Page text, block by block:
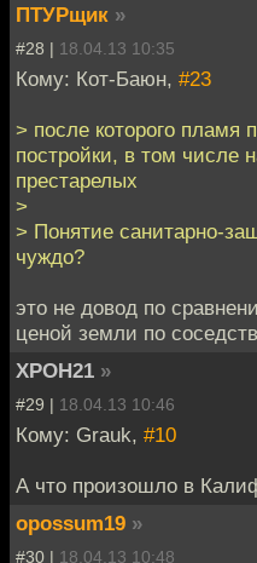
ПТУРщик »
#28 | 18.04.13 10:35
Кому: Кот-Баюн, #23
> после которого пламя
постройки, в том
престарелых
>
> Понятие санитарно-
чуждо?
это не довод по
ценой земли по
XPOH21 »
#29 | 18.04.13 10:46
Кому: Grauk, #10
А что произошло в
opossum19 »
#30 | 18.04.13 10:48